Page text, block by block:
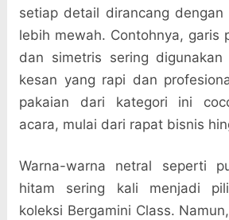
setiap detail dirancang
lebih mewah. Contohnya, garis
dan simetris sering digunakan
kesan yang rapi dan
pakaian dari kategori ini
acara, mulai dari rapat bisnis
Warna-warna netral seperti
hitam sering kali menjadi
koleksi Bergamini Class.